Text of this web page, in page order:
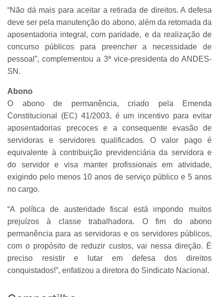
“Não dá mais para aceitar a retirada de direitos. A defesa
deve ser pela manutenção do abono, além da retomada da
aposentadoria integral, com paridade, e da realização de
concurso públicos para preencher a necessidade de
pessoal”, complementou a 3ª vice-presidenta do ANDES-
SN.
Abono
O abono de permanência, criado pela Emenda
Constitucional (EC) 41/2003, é um incentivo para evitar
aposentadorias precoces e a consequente evasão de
servidoras e servidores qualificados. O valor pago é
equivalente à contribuição previdenciária da servidora e
do servidor e visa manter profissionais em atividade,
exigindo pelo menos 10 anos de serviço público e 5 anos
no cargo.
“A política de austeridade fiscal está impondo muitos
prejuízos à classe trabalhadora. O fim do abono
permanência para as servidoras e os servidores públicos,
com o propósito de reduzir custos, vai nessa direção. É
preciso resistir e lutar em defesa dos direitos
conquistados!”, enfatizou a diretora do Sindicato Nacional.